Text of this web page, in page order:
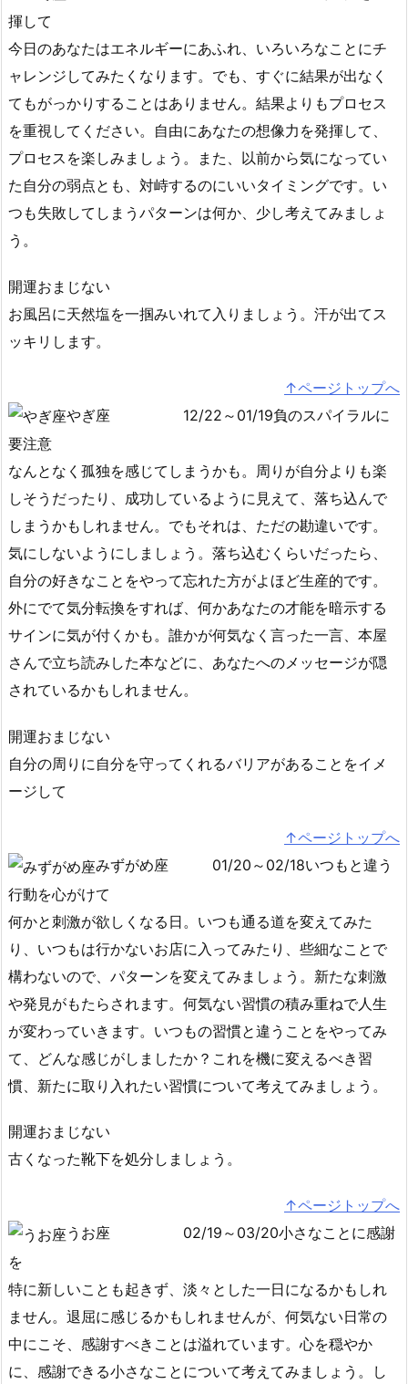
揮して
今日のあなたはエネルギーにあふれ、いろいろなことにチ
ャレンジしてみたくなります。でも、すぐに結果が出なく
てもがっかりすることはありません。結果よりもプロセス
を重視してください。自由にあなたの想像力を発揮して、
プロセスを楽しみましょう。また、以前から気になってい
た自分の弱点とも、対峙するのにいいタイミングです。い
つも失敗してしまうパターンは何か、少し考えてみましょ
う。
開運おまじない
お風呂に天然塩を一掴みいれて入りましょう。汗が出てス
ッキリします。
↑ページトップへ
やぎ座
12/22～01/19負のスパイラルに
要注意
なんとなく孤独を感じてしまうかも。周りが自分よりも楽
しそうだったり、成功しているように見えて、落ち込んで
しまうかもしれません。でもそれは、ただの勘違いです。
気にしないようにしましょう。落ち込むくらいだったら、
自分の好きなことをやって忘れた方がよほど生産的です。
外にでて気分転換をすれば、何かあなたの才能を暗示する
サインに気が付くかも。誰かが何気なく言った一言、本屋
さんで立ち読みした本などに、あなたへのメッセージが隠
されているかもしれません。
開運おまじない
自分の周りに自分を守ってくれるバリアがあることをイメ
ージして
↑ページトップへ
みずがめ座 01/20～02/18いつもと違う
行動を心がけて
何かと刺激が欲しくなる日。いつも通る道を変えてみた
り、いつもは行かないお店に入ってみたり、些細なことで
構わないので、パターンを変えてみましょう。新たな刺激
や発見がもたらされます。何気ない習慣の積み重ねで人生
が変わっていきます。いつもの習慣と違うことをやってみ
て、どんな感じがしましたか？これを機に変えるべき習
慣、新たに取り入れたい習慣について考えてみましょう。
開運おまじない
古くなった靴下を処分しましょう。
↑ページトップへ
うお座
02/19～03/20小さなことに感謝
を
特に新しいことも起きず、淡々とした一日になるかもしれ
ません。退屈に感じるかもしれませんが、何気ない日常の
中にこそ、感謝すべきことは溢れています。心を穏やか
に、感謝できる小さなことについて考えてみましょう。し